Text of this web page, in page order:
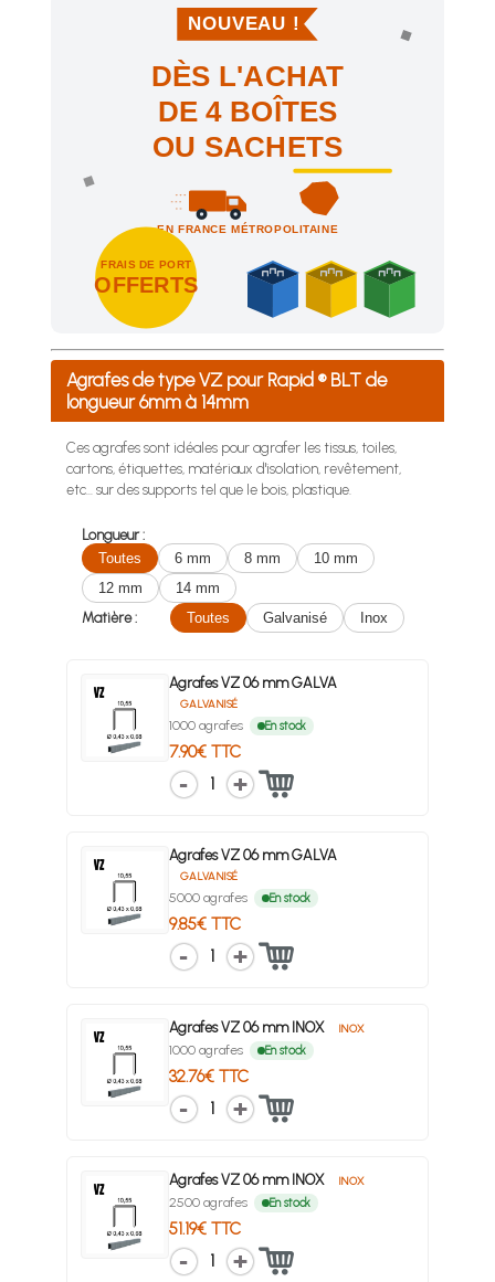
NOUVEAU !
DÈS L'ACHAT
DE 4 BOÎTES
OU SACHETS
EN FRANCE MÉTROPOLITAINE
FRAIS DE PORT
OFFERTS
Achetez 4 sachets ou boîtes d'agrafes ou de pointes et
Agrafes de type VZ pour Rapid ® BLT de
longueur 6mm à 14mm
Ces agrafes sont idéales pour agrafer les tissus, toiles,
cartons, étiquettes, matériaux d'isolation, revêtement,
etc... sur des supports tel que le bois, plastique.
Longueur :
Toutes
6 mm 8 mm
10 mm
12 mm
14 mm
Matière :
Toutes Galvanisé Inox
Agrafes VZ 06 mm GALVA
GALVANISÉ
1000 agrafes En stock
7.90€ TTC
1
Agrafes VZ 06 mm GALVA
GALVANISÉ
5000 agrafes En stock
9.85€ TTC
1
Agrafes VZ 06 mm INOX INOX
1000 agrafes En stock
32.76€ TTC
1
Agrafes VZ 06 mm INOX INOX
2500 agrafes En stock
51.19€ TTC
1